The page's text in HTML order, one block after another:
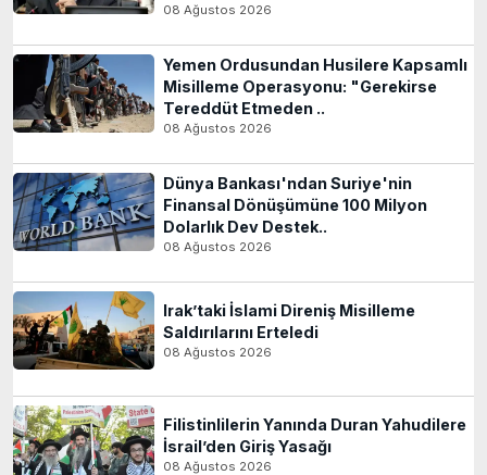
08 Ağustos 2026
Yemen Ordusundan Husilere Kapsamlı
Misilleme Operasyonu: "Gerekirse
Tereddüt Etmeden ..
08 Ağustos 2026
Dünya Bankası'ndan Suriye'nin
Finansal Dönüşümüne 100 Milyon
Dolarlık Dev Destek..
08 Ağustos 2026
Irak’taki İslami Direniş Misilleme
Saldırılarını Erteledi
08 Ağustos 2026
Filistinlilerin Yanında Duran Yahudilere
İsrail’den Giriş Yasağı
08 Ağustos 2026